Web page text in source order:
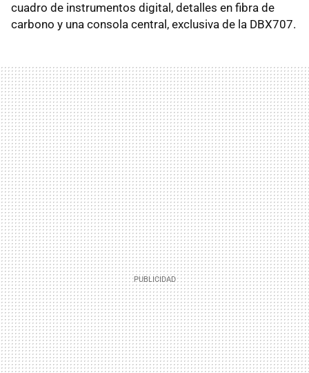
cuadro de instrumentos digital, detalles en fibra de
carbono y una consola central, exclusiva de la DBX707.